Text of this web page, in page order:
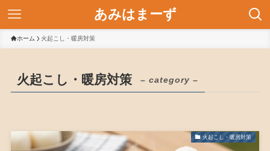
あみはまーず
ホーム 火起こし・暖房対策
火起こし・暖房対策 – category –
火起こし・暖房対策